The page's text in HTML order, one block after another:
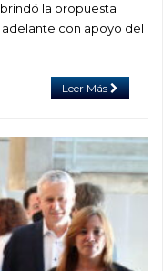
la propuesta
adelante con apoyo del
Leer Más